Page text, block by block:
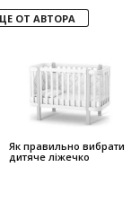
ОТ АВТОРА
Як правильно вибрати
дитяче ліжечко